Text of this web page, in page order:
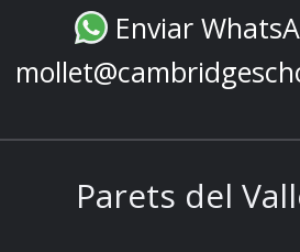
Enviar
Parets del